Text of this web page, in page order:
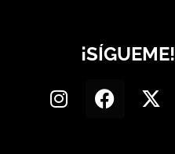
¡SÍGUEME!